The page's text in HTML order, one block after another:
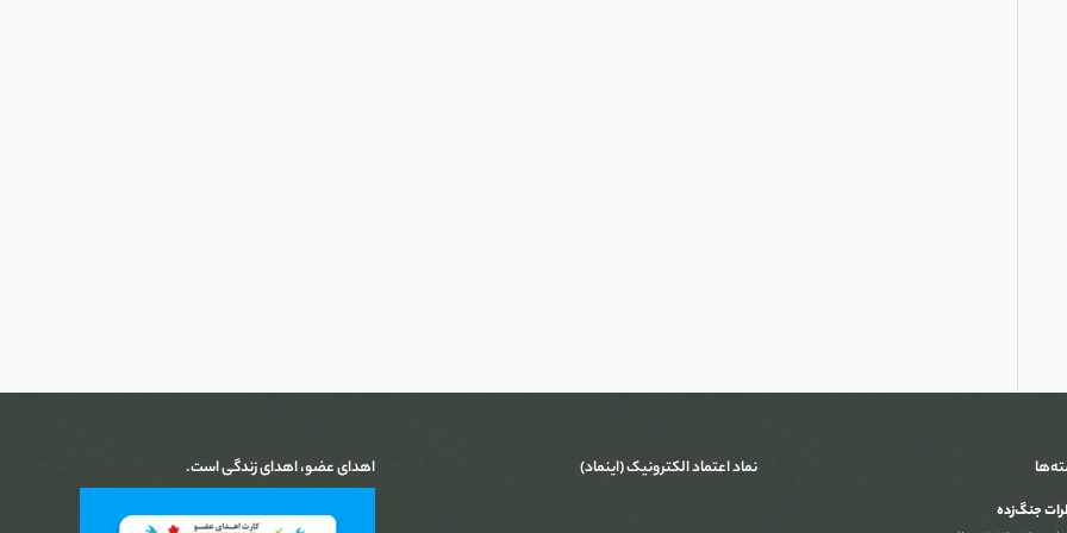
جنگ‌‌زده
نماد اعتماد الکترونیک (اینماد) اهدای عضو، اهدای زندگی است.